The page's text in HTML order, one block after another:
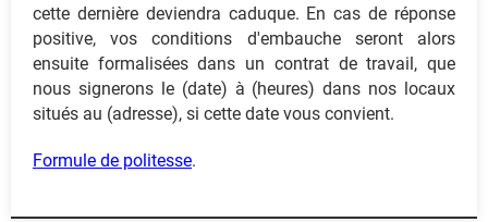
cette dernière deviendra caduque. En cas de réponse
positive, vos conditions d'embauche seront alors
ensuite formalisées dans un contrat de travail, que
nous signerons le (date) à (heures) dans nos locaux
situés au (adresse), si cette date vous convient.
Formule de politesse.